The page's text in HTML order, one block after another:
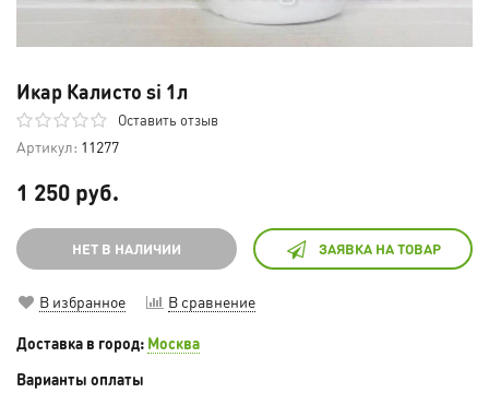
Икар Калисто si 1л
Оставить отзыв
Артикул: 11277
1 250 руб.
НЕТ В НАЛИЧИИ ЗАЯВКА НА ТОВАР
В избранное В сравнение
Доставка в город: Москва
Варианты оплаты